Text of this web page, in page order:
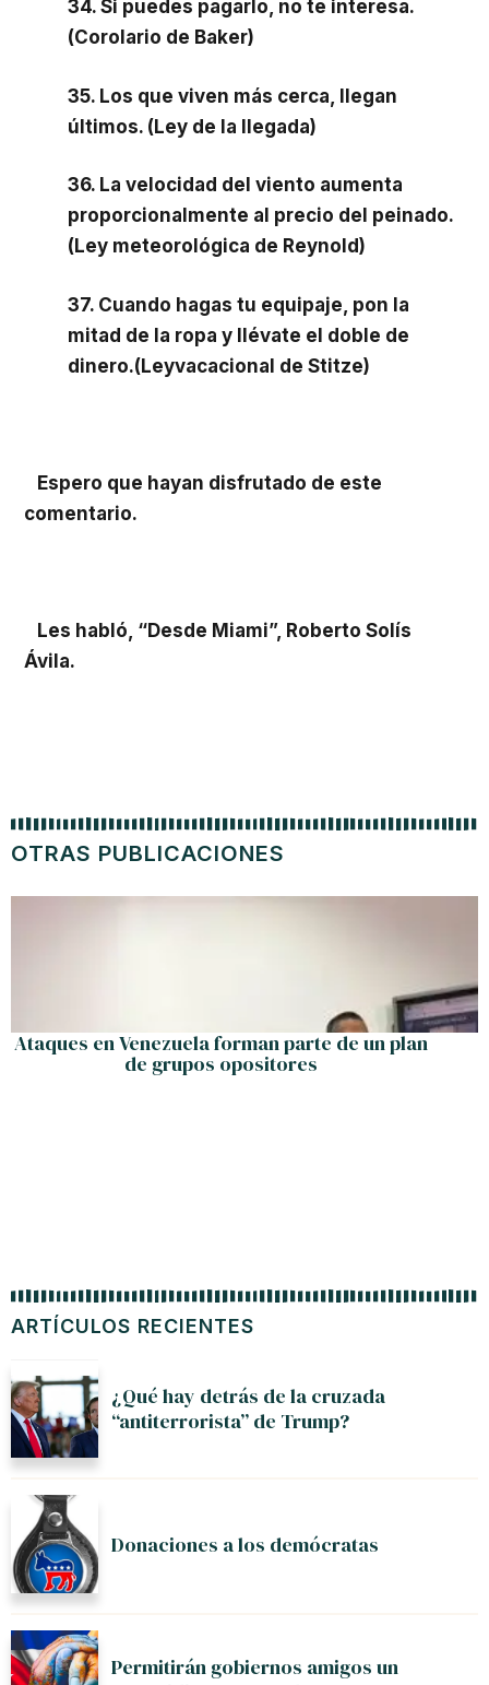
34. Si puedes pagarlo, no te interesa.
(Corolario de Baker)
35. Los que viven más cerca, llegan
últimos. (Ley de la llegada)
36. La velocidad del viento aumenta
proporcionalmente al precio del peinado.
(Ley meteorológica de Reynold)
37. Cuando hagas tu equipaje, pon la
mitad de la ropa y llévate el doble de
dinero.(Leyvacacional de Stitze)
Espero que hayan disfrutado de este
comentario.
Les habló, “Desde Miami”, Roberto Solís
Ávila.
ARTÍCULOS RECIENTES
¿Qué hay detrás de la cruzada
“antiterrorista” de Trump?
Donaciones a los demócratas
Permitirán gobiernos amigos un
OTRAS PUBLICACIONES
Ataques en Venezuela forman parte de un plan
de grupos opositores